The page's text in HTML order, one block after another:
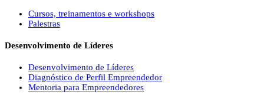
Cursos, treinamentos e workshops
Palestras
Desenvolvimento de Líderes
Desenvolvimento de Líderes
Diagnóstico de Perfil Empreendedor
Mentoria para Empreendedores